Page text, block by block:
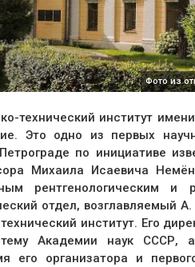
Фото из
технический институт
Это одно из первых
по инициативе
Михаила Исаевича
рентгенологическим
отдел, возглавляемый
институт. Его
Академии наук СССР,
его организатора и